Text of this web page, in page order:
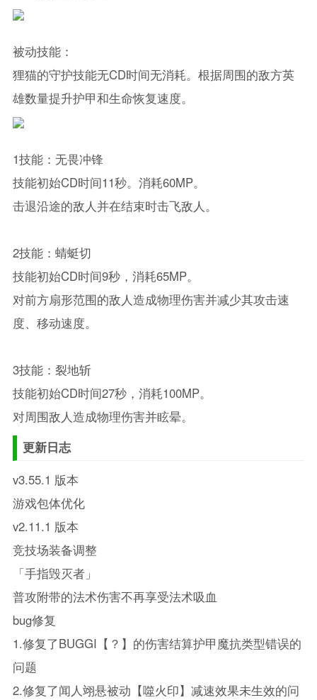
被动技能：
狸猫的守护技能无CD时间无消耗。根据周围的敌方英
雄数量提升护甲和生命恢复速度。
1技能：无畏冲锋
技能初始CD时间11秒。消耗60MP。
击退沿途的敌人并在结束时击飞敌人。
2技能：蜻蜓切
技能初始CD时间9秒，消耗65MP。
对前方扇形范围的敌人造成物理伤害并减少其攻击速
度、移动速度。
3技能：裂地斩
技能初始CD时间27秒，消耗100MP。
对周围敌人造成物理伤害并眩晕。
更新日志
v3.55.1 版本
游戏包体优化
v2.11.1 版本
竞技场装备调整
「手指毁灭者」
普攻附带的法术伤害不再享受法术吸血
bug修复
1.修复了BUGGI【？】的伤害结算护甲魔抗类型错误的
问题
2.修复了闻人翊悬被动【噬火印】减速效果未生效的问